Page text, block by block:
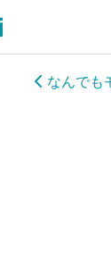
なんでも